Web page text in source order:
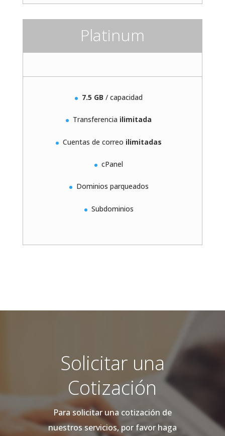
Platinum
7.5 GB / capacidad
Transferencia ilimitada
Cuentas de correo ilimitadas
cPanel
Dominios parqueados
Subdominios
Solicitar una
Cotización
Para solicitar una cotización de
nuestros servicios, por favor haga